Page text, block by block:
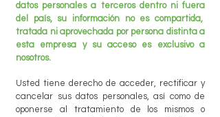
datos personales a terceros dentro ni fuera
del país, su información no es compartida,
tratada ni aprovechada por persona distinta a
esta empresa y su acceso es exclusivo a
nosotros.
Usted tiene derecho de acceder, rectificar y
cancelar sus datos personales, así como de
oponerse al tratamiento de los mismos o